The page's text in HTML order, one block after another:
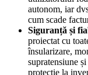
autonom, iar
cum scade
Siguranță și
proiectat cu
însularizare,
supratensiune
protecție la